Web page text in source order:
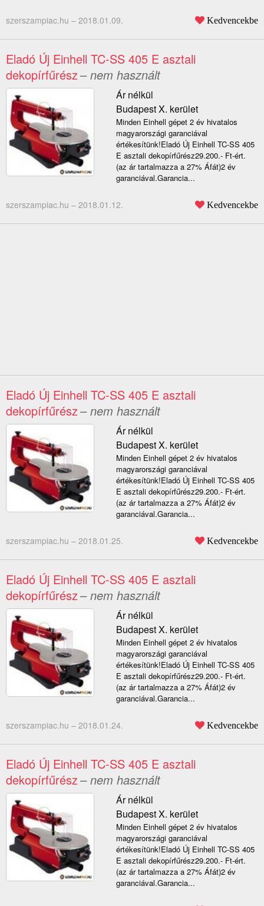
szerszampiac.hu – 2018.01.09. Kedvencekbe
Eladó Új Einhell TC-SS 405 E asztali
dekopírfűrész– nem használt
Ár nélkül
Budapest X. kerület
Minden Einhell gépet 2 év hivatalos
magyarországi garanciával
értékesítünk!Eladó Új Einhell TC-SS 405
E asztali dekopírfűrész29.200.- Ft-ért.
(az ár tartalmazza a 27% Áfát)2 év
garanciával.Garancia...
szerszampiac.hu – 2018.01.12. Kedvencekbe
Eladó Új Einhell TC-SS 405 E asztali
dekopírfűrész– nem használt
Ár nélkül
Budapest X. kerület
Minden Einhell gépet 2 év hivatalos
magyarországi garanciával
értékesítünk!Eladó Új Einhell TC-SS 405
E asztali dekopírfűrész29.200.- Ft-ért.
(az ár tartalmazza a 27% Áfát)2 év
garanciával.Garancia...
szerszampiac.hu – 2018.01.25. Kedvencekbe
Eladó Új Einhell TC-SS 405 E asztali
dekopírfűrész– nem használt
Ár nélkül
Budapest X. kerület
Minden Einhell gépet 2 év hivatalos
magyarországi garanciával
értékesítünk!Eladó Új Einhell TC-SS 405
E asztali dekopírfűrész29.200.- Ft-ért.
(az ár tartalmazza a 27% Áfát)2 év
garanciával.Garancia...
szerszampiac.hu – 2018.01.24. Kedvencekbe
Eladó Új Einhell TC-SS 405 E asztali
dekopírfűrész– nem használt
Ár nélkül
Budapest X. kerület
Minden Einhell gépet 2 év hivatalos
magyarországi garanciával
értékesítünk!Eladó Új Einhell TC-SS 405
E asztali dekopírfűrész29.200.- Ft-ért.
(az ár tartalmazza a 27% Áfát)2 év
garanciával.Garancia...